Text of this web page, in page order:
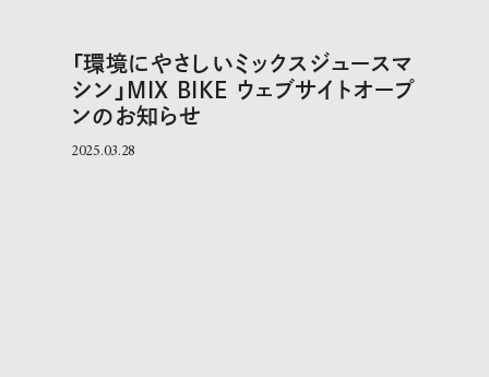
「環境にやさしいミックスジュースマ
シン」MIX BIKE ウェブサイトオープ
ンのお知らせ
2025.03.28